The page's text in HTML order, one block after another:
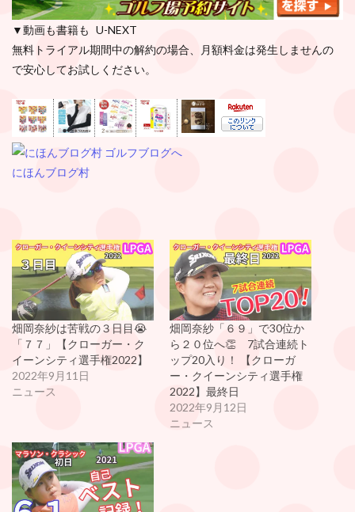
▼動画も書籍も U-NEXT
無料トライアル期間中の解約の場合、月額料金は発生しませんの
で安心してお試しください。
にほんブログ村
畑岡奈紗は苦戦の３日目😭
「７７」【クローガー・ク
イーンシティ選手権2022】
2022年9月11日
ニュース
畑岡奈紗「６９」で30位か
ら２０位へ👏 7試合連続ト
ップ20入り！ 【クローガ
ー・クイーンシティ選手権
2022】最終日
2022年9月12日
ニュース